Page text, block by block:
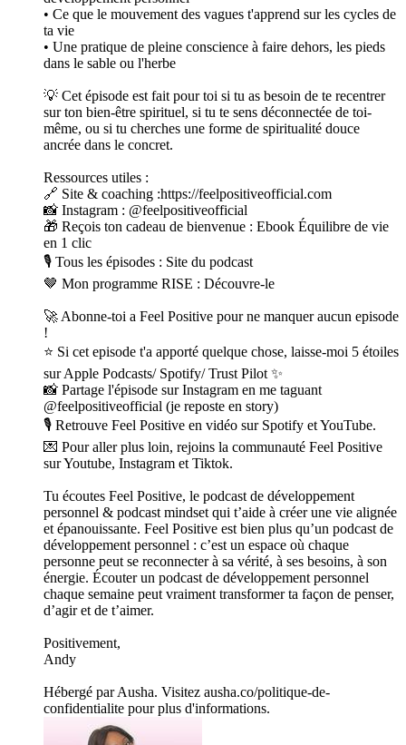
• Ce que le mouvement des vagues t'apprend sur les cycles de
ta vie
• Une pratique de pleine conscience à faire dehors, les pieds
dans le sable ou l'herbe
💡 Cet épisode est fait pour toi si tu as besoin de te recentrer
sur ton bien-être spirituel, si tu te sens déconnectée de toi-
même, ou si tu cherches une forme de spiritualité douce
ancrée dans le concret.
Ressources utiles :
🔗 Site & coaching :https://feelpositiveofficial.com
📸 Instagram : @feelpositiveofficial
🎁 Reçois ton cadeau de bienvenue : Ebook Équilibre de vie
en 1 clic
🎙️ Tous les épisodes : Site du podcast
🤎 Mon programme RISE : Découvre-le
🚀 Abonne-toi a Feel Positive pour ne manquer aucun episode
!
⭐ Si cet episode t'a apporté quelque chose, laisse-moi 5 étoiles
sur Apple Podcasts/ Spotify/ Trust Pilot ✨
📸 Partage l'épisode sur Instagram en me taguant
@feelpositiveofficial (je reposte en story)
🎙️ Retrouve Feel Positive en vidéo sur Spotify et YouTube.
💌 Pour aller plus loin, rejoins la communauté Feel Positive
sur Youtube, Instagram et Tiktok.
Tu écoutes Feel Positive, le podcast de développement
personnel & podcast mindset qui t’aide à créer une vie alignée
et épanouissante. Feel Positive est bien plus qu’un podcast de
développement personnel : c’est un espace où chaque
personne peut se reconnecter à sa vérité, à ses besoins, à son
énergie. Écouter un podcast de développement personnel
chaque semaine peut vraiment transformer ta façon de penser,
d’agir et de t’aimer.
Positivement,
Andy
Hébergé par Ausha. Visitez ausha.co/politique-de-
confidentialite pour plus d'informations.